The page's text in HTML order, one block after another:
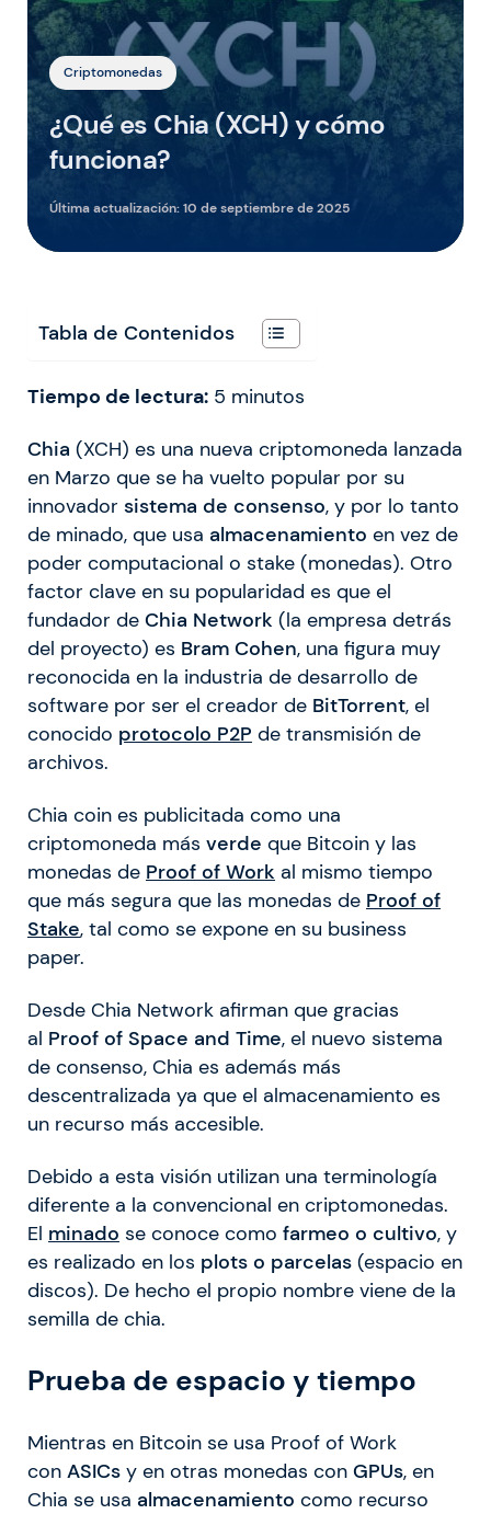
Criptomonedas
¿Qué es Chia (XCH) y cómo
funciona?
Última actualización:10 de septiembre de 2025
Tabla de Contenidos
Tiempo de lectura: 5 minutos
Chia (XCH) es una nueva criptomoneda lanzada
en Marzo que se ha vuelto popular por su
innovador sistema de consenso, y por lo tanto
de minado, que usa almacenamiento en vez de
poder computacional o stake (monedas). Otro
factor clave en su popularidad es que el
fundador de Chia Network (la empresa detrás
del proyecto) es Bram Cohen, una figura muy
reconocida en la industria de desarrollo de
software por ser el creador de BitTorrent, el
conocido protocolo P2P de transmisión de
archivos.
Chia coin es publicitada como una
criptomoneda más verde que Bitcoin y las
monedas de Proof of Work al mismo tiempo
que más segura que las monedas de Proof of
Stake, tal como se expone en su business
paper.
Desde Chia Network afirman que gracias
al Proof of Space and Time, el nuevo sistema
de consenso, Chia es además más
descentralizada ya que el almacenamiento es
un recurso más accesible.
Debido a esta visión utilizan una terminología
diferente a la convencional en criptomonedas.
El minado se conoce como farmeo o cultivo, y
es realizado en los plots o parcelas (espacio en
discos). De hecho el propio nombre viene de la
semilla de chia.
Prueba de espacio y tiempo
Mientras en Bitcoin se usa Proof of Work
con ASICs y en otras monedas con GPUs, en
Chia se usa almacenamiento como recurso